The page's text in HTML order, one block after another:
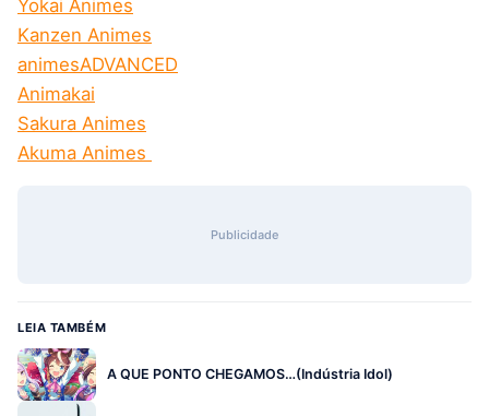
Yokai Animes
Kanzen Animes
animesADVANCED
Animakai
Sakura Animes
Akuma Animes
Publicidade
LEIA TAMBÉM
A QUE PONTO CHEGAMOS…(Indústria Idol)